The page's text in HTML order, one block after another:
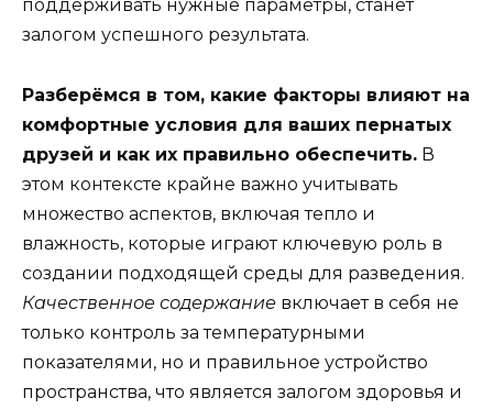
поддерживать нужные параметры, станет
залогом успешного результата.
Разберёмся в том, какие факторы влияют на
комфортные условия для ваших пернатых
друзей и как их правильно обеспечить. В
этом контексте крайне важно учитывать
множество аспектов, включая тепло и
влажность, которые играют ключевую роль в
создании подходящей среды для разведения.
Качественное содержание включает в себя не
только контроль за температурными
показателями, но и правильное устройство
пространства, что является залогом здоровья и